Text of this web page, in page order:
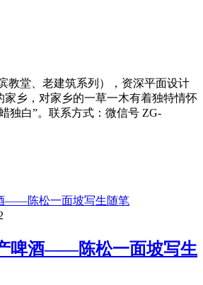
教堂、老建筑系列），资深平面设计
家乡，对家乡的一草一木有着独特情怀
独白”。联系方式：微信号 ZG-
啤酒——陈松一面坡写生